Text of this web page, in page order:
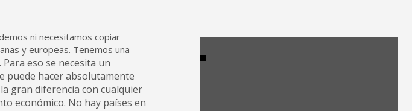
ni necesitamos copiar
y europeas. Tenemos una
Para eso se necesita un
puede hacer absolutamente
gran diferencia con cualquier
económico. No hay países en